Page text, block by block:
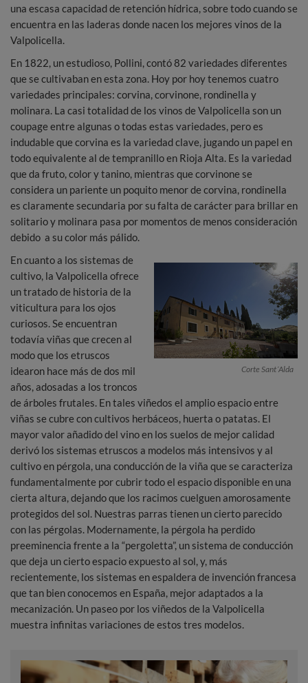
una escasa capacidad de retención hídrica, sobre todo cuando se
encuentra en las laderas donde nacen los mejores vinos de la
Valpolicella.
En 1822, un estudioso, Pollini, contó 82 variedades diferentes
que se cultivaban en esta zona. Hoy por hoy tenemos cuatro
variedades principales: corvina, corvinone, rondinella y
molinara. La casi totalidad de los vinos de Valpolicella son un
coupage entre algunas o todas estas variedades, pero es
indudable que corvina es la variedad clave, jugando un papel en
todo equivalente al de tempranillo en Rioja Alta. Es la variedad
que da fruto, color y tanino, mientras que corvinone se
considera un pariente un poquito menor de corvina, rondinella
es claramente secundaria por su falta de carácter para brillar en
solitario y molinara pasa por momentos de menos consideración
debido a su color más pálido.
Corte Sant´Alda
En cuanto a los sistemas de
cultivo, la Valpolicella ofrece
un tratado de historia de la
viticultura para los ojos
curiosos. Se encuentran
todavía viñas que crecen al
modo que los etruscos
idearon hace más de dos mil
años, adosadas a los troncos
de árboles frutales. En tales viñedos el amplio espacio entre
viñas se cubre con cultivos herbáceos, huerta o patatas. El
mayor valor añadido del vino en los suelos de mejor calidad
derivó los sistemas etruscos a modelos más intensivos y al
cultivo en pérgola, una conducción de la viña que se caracteriza
fundamentalmente por cubrir todo el espacio disponible en una
cierta altura, dejando que los racimos cuelguen amorosamente
protegidos del sol. Nuestras parras tienen un cierto parecido
con las pérgolas. Modernamente, la pérgola ha perdido
preeminencia frente a la “pergoletta”, un sistema de conducción
que deja un cierto espacio expuesto al sol, y, más
recientemente, los sistemas en espaldera de invención francesa
que tan bien conocemos en España, mejor adaptados a la
mecanización. Un paseo por los viñedos de la Valpolicella
muestra infinitas variaciones de estos tres modelos.